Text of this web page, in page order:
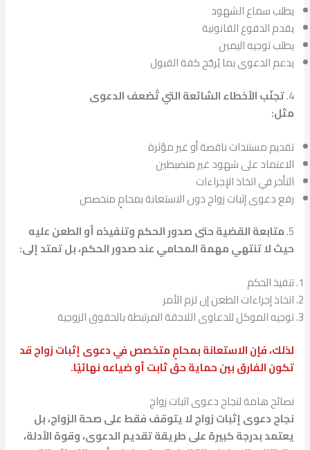
يطلب سماع الشهود
يقدم الدفوع القانونية
يطلب توجيه اليمين
يدعم الدعوى بما يُرجّح كفة القبول
4. تجنّب الأخطاء الشائعة التي تُضعف الدعوى
مثل:
تقديم مستندات ناقصة أو غير مؤثرة
الاعتماد على شهود غير منضبطين
التأخر في اتخاذ الإجراءات
رفع دعوى إثبات زواج دون الاستعانة بمحامٍ متخصص
5. متابعة القضية حتى صدور الحكم وتنفيذه أو الطعن عليه
حيث لا تنتهي مهمة المحامي عند صدور الحكم، بل تمتد إلى:
تنفيذ الحكم
اتخاذ إجراءات الطعن إن لزم الأمر
توجيه الموكل للدعاوى اللاحقة المرتبطة بالحقوق الزوجية
لذلك، فإن الاستعانة بمحامٍ متخصص في دعوى إثبات زواج قد
تكون الفارق بين حماية حق ثابت أو ضياعه نهائيًا.
نصائح هامة لنجاح دعوى اثبات زواج
نجاح دعوى إثبات زواج لا يتوقف فقط على صحة الزواج، بل
يعتمد بدرجة كبيرة على طريقة تقديم الدعوى، وقوة الأدلة،